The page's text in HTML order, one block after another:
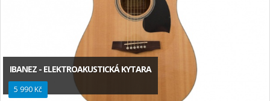
IBANEZ - ELEKTROAKUSTICKÁ KYTARA
5 990 Kč